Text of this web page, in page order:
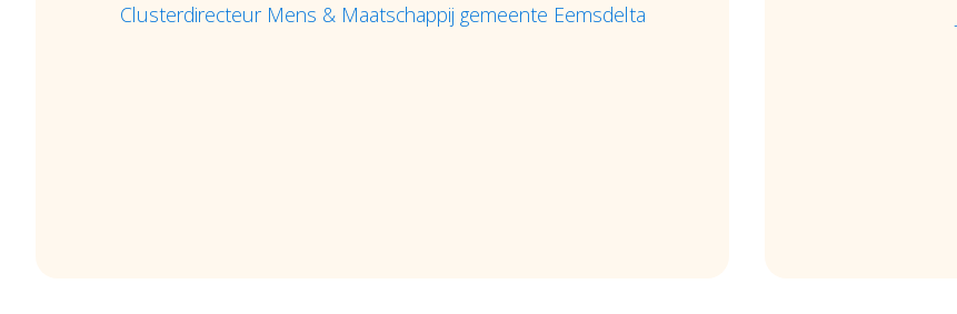
Clusterdirecteur Mens & Maatschappij gemeente Eemsdelta